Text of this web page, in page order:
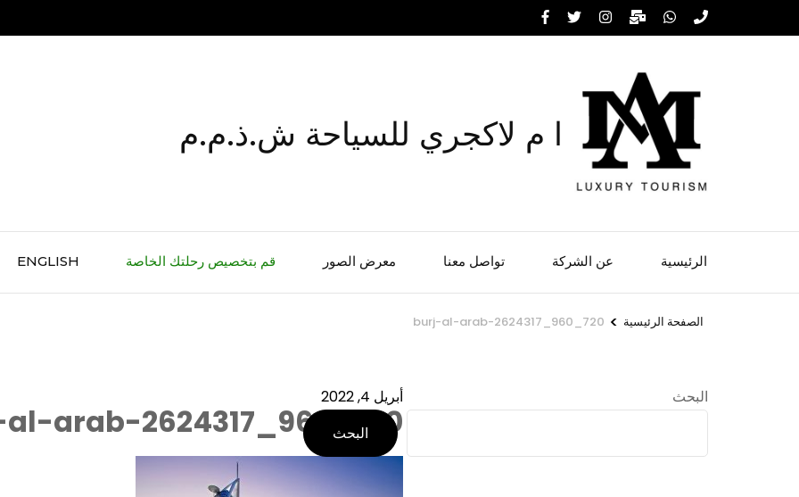
إلى
ا م لاكجري للسياحة ش.ذ.م.م
الرئيسية عن الشركة تواصل معنا معرض الصور قم بتخصيص رحلتك الخاصة ENGLISH
الصفحة الرئيسية >
burj-al-arab-2624317_960_720
أبريل 4, 2022
arab-2624317_960_720
البحث
البحث